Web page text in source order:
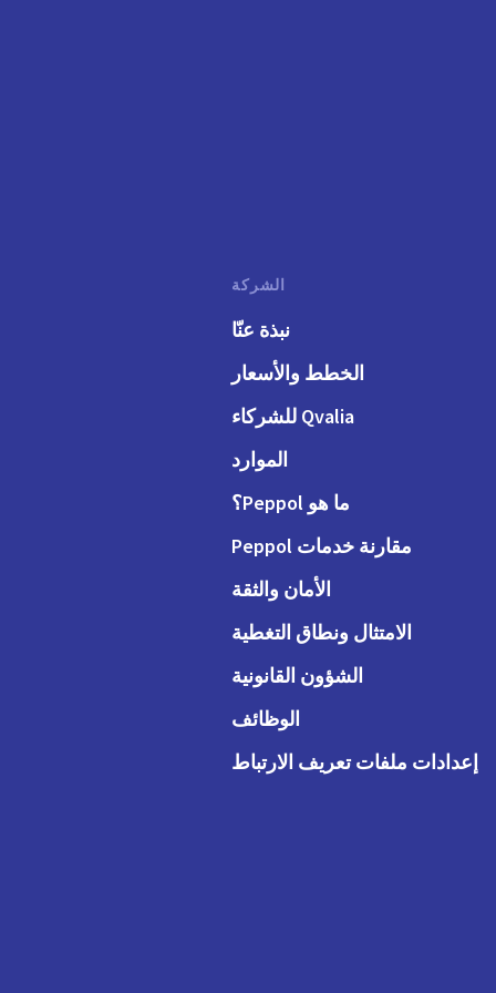
الشركة
نبذة عنّا
الخطط والأسعار
Qvalia للشركاء
الموارد
ما هو Peppol؟
مقارنة خدمات Peppol
الأمان والثقة
الامتثال ونطاق التغطية
الشؤون القانونية
الوظائف
إعدادات ملفات تعريف الارتباط